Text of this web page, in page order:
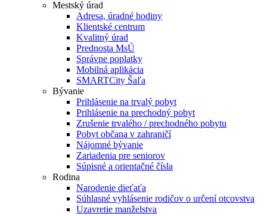
Mestský úrad
Adresa, úradné hodiny
Klientské centrum
Kvalitný úrad
Prednosta MsÚ
Správne poplatky
Mobilná aplikácia
SMARTCity Šaľa
Bývanie
Prihlásenie na trvalý pobyt
Prihlásenie na prechodný pobyt
Zrušenie trvalého / prechodného pobytu
Pobyt občana v zahraničí
Nájomné bývanie
Zariadenia pre seniorov
Súpisné a orientačné čísla
Rodina
Narodenie dieťaťa
Súhlasné vyhlásenie rodičov o určení otcovstva
Uzavretie manželstva